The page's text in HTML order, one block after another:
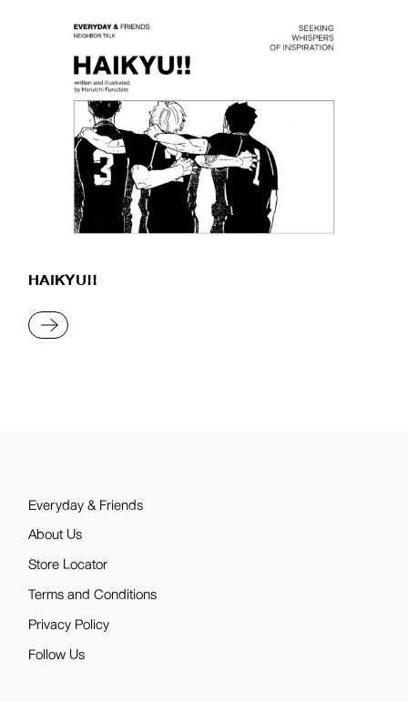
HAIKYU!!
READ MORE
Everyday & Friends
About Us
Store Locator
Terms and Conditions
Privacy Policy
Follow Us